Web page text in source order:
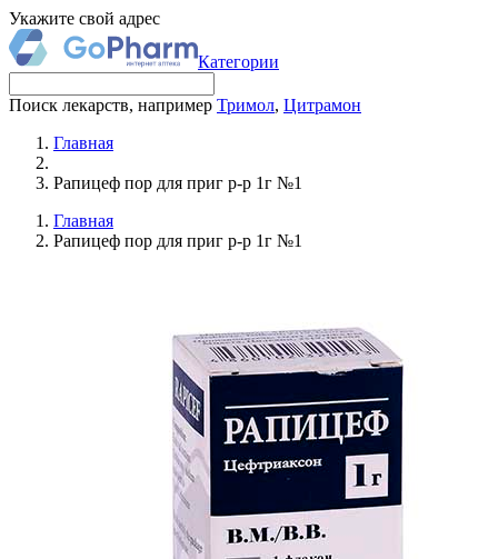
Укажите свой адрес
Категории
Поиск лекарств, например Тримол, Цитрамон
Главная
Рапицеф пор для приг р-р 1г №1
Главная
Рапицеф пор для приг р-р 1г №1